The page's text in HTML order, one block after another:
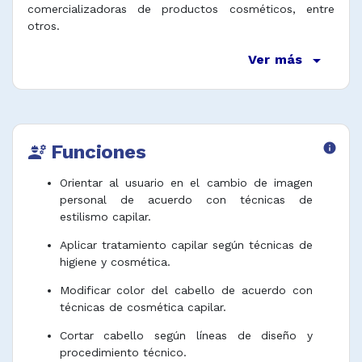
comercializadoras de productos cosméticos, entre
otros.
Ver más arrow_drop_down
engineering Funciones info
Orientar al usuario en el cambio de imagen
personal de acuerdo con técnicas de
estilismo capilar.
Aplicar tratamiento capilar según técnicas de
higiene y cosmética.
Modificar color del cabello de acuerdo con
técnicas de cosmética capilar.
Cortar cabello según líneas de diseño y
procedimiento técnico.